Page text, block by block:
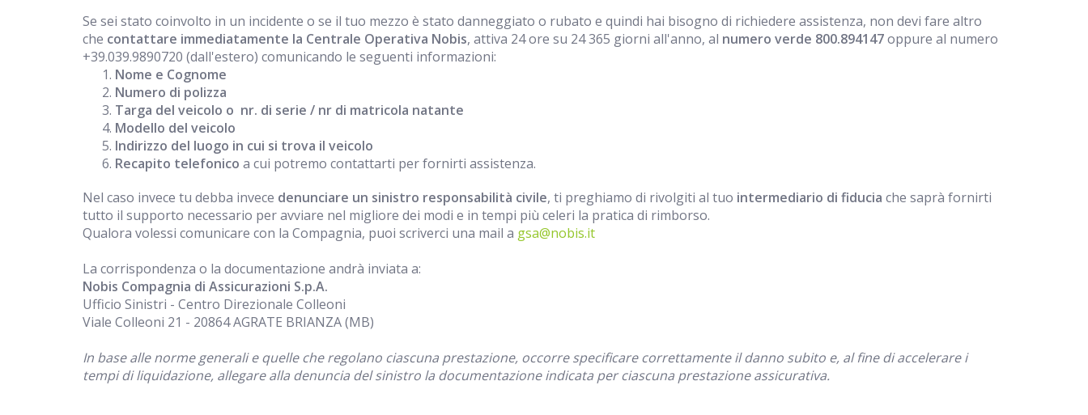
Se sei stato coinvolto in un incidente o se il tuo mezzo è stato danneggiato o rubato e quindi hai bisogno di richiedere assistenza, non devi fare altro
che contattare immediatamente la Centrale Operativa Nobis, attiva 24 ore su 24 365 giorni all'anno, al numero verde 800.894147oppure al numero
+39.039.9890720 (dall'estero) comunicando le seguenti informazioni:
Nome e Cognome
Numero di polizza
Targa del veicolo o nr. di serie / nr di matricola natante
Modello del veicolo
Indirizzo del luogo in cui si trova il veicolo
Recapito telefonico a cui potremo contattarti per fornirti assistenza.
Nel caso invece tu debba invece denunciare un sinistro responsabilità civile, ti preghiamo di rivolgiti al tuo intermediario di fiducia che saprà fornirti
tutto il supporto necessario per avviare nel migliore dei modi e in tempi più celeri la pratica di rimborso.
Qualora volessi comunicare con la Compagnia, puoi scriverci una mail a gsa@nobis.it
La corrispondenza o la documentazione andrà inviata a:
Nobis Compagnia di Assicurazioni S.p.A.
Ufficio Sinistri - Centro Direzionale Colleoni
Viale Colleoni 21 - 20864 AGRATE BRIANZA (MB)
In base alle norme generali e quelle che regolano ciascuna prestazione, occorre specificare correttamente il danno subito e, al fine di accelerare i
tempi di liquidazione, allegare alla denuncia del sinistro la documentazione indicata per ciascuna prestazione assicurativa.